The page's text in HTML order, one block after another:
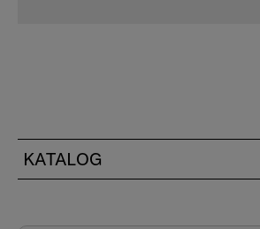
KATALOG